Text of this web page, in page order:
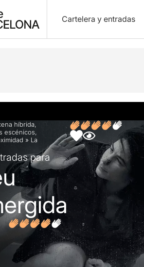
Cartelera y entradas
Ficha artística Fotos y vídeos
híbrida,
escénicos,
» La
para